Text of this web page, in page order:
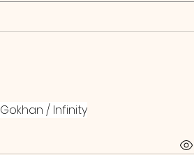
Gokhan / Infinity